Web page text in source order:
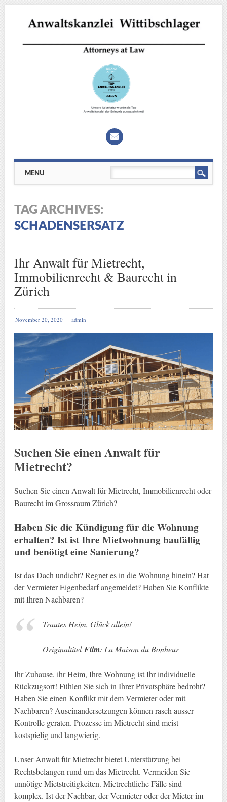
Main menu
MENU
TAG ARCHIVES:
SCHADENSERSATZ
Ihr Anwalt für Mietrecht,
Immobilienrecht & Baurecht in
Zürich
November 20, 2020 admin
Suchen Sie einen Anwalt für
Mietrecht?
Suchen Sie einen Anwalt für Mietrecht, Immobilienrecht oder
Baurecht im Grossraum Zürich?
Haben Sie die Kündigung für die Wohnung
erhalten? Ist ist Ihre Mietwohnung baufällig
und benötigt eine Sanierung?
Ist das Dach undicht? Regnet es in die Wohnung hinein? Hat
der Vermieter Eigenbedarf angemeldet? Haben Sie Konflikte
mit Ihren Nachbaren?
Trautes Heim, Glück allein!
OriginaltitelFilm: La Maison du Bonheur
Ihr Zuhause, ihr Heim, Ihre Wohnung ist Ihr individuelle
Rückzugsort! Fühlen Sie sich in Ihrer Privatsphäre bedroht?
Haben Sie einen Konflikt mit dem Vermieter oder mit
Nachbaren? Auseinandersetzungen können rasch ausser
Kontrolle geraten. Prozesse im Mietrecht sind meist
kostspielig und langwierig.
Unser Anwalt für Mietrecht bietet Unterstützung bei
Rechtsbelangen rund um das Mietrecht. Vermeiden Sie
unnötige Mietstreitigkeiten. Mietrechtliche Fälle sind
komplex. Ist der Nachbar, der Vermieter oder der Mieter im